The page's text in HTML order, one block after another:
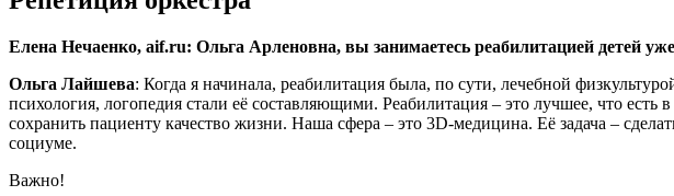
Елена Нечаенко, aif.ru: Ольга Арленовна, вы занимаетесь реабилитацией детей
Ольга Лайшева: Когда я начинала, реабилитация была, по сути, лечебной
психология, логопедия стали её составляющими. Реабилитация – это лучшее, что
сохранить пациенту качество жизни. Наша сфера – это 3D‑медицина. Её задача –
социуме.
Важно!